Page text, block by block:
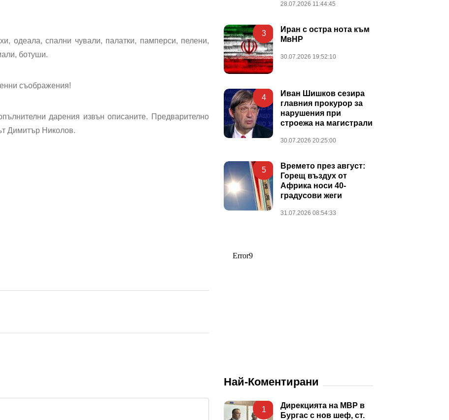
одеала, спални чували, палатки, памперси, пелени,
ботуши.
съображения!
дарения извън описаните. Предварително
Димитър Николов.
28.07.2026 11:44:45
3
Иран с остра нота към
МвНР
30.07.2026 19:52:10
4
Иван Шишков сезира
главния прокурор за
нарушения при
строежа на магистрали
30.07.2026 20:25:00
5
Времето през август:
Горещ въздух от
Африка носи 40-
градусови жеги
31.07.2026 08:54:33
Най-Коментирани
1
Дирекцията на МВР в
Бургас с нов шеф, ст.